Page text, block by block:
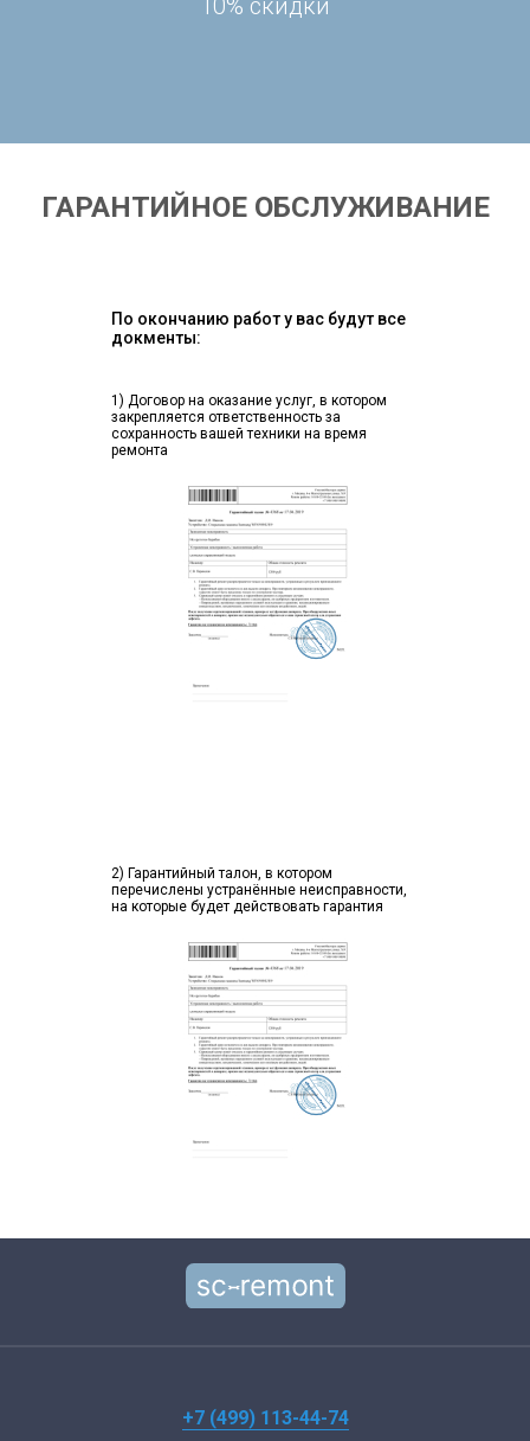
10% скидки
ГАРАНТИЙНОЕ ОБСЛУЖИВАНИЕ
По окончанию работ у вас будут все
докменты:
1) Договор на оказание услуг, в котором
закрепляется ответственность за
сохранность вашей техники на время
ремонта
2) Гарантийный талон, в котором
перечислены устранённые неисправности,
на которые будет действовать гарантия
+7 (499) 113-44-74